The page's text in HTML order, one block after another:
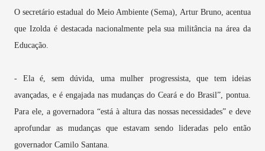
O secretário estadual do Meio Ambiente (Sema), Artur Bruno, acentua
que Izolda é destacada nacionalmente pela sua militância na área da
Educação.
- Ela é, sem dúvida, uma mulher progressista, que tem ideias
avançadas, e é engajada nas mudanças do Ceará e do Brasil”, pontua.
Para ele, a governadora “está à altura das nossas necessidades” e deve
aprofundar as mudanças que estavam sendo lideradas pelo então
governador Camilo Santana.